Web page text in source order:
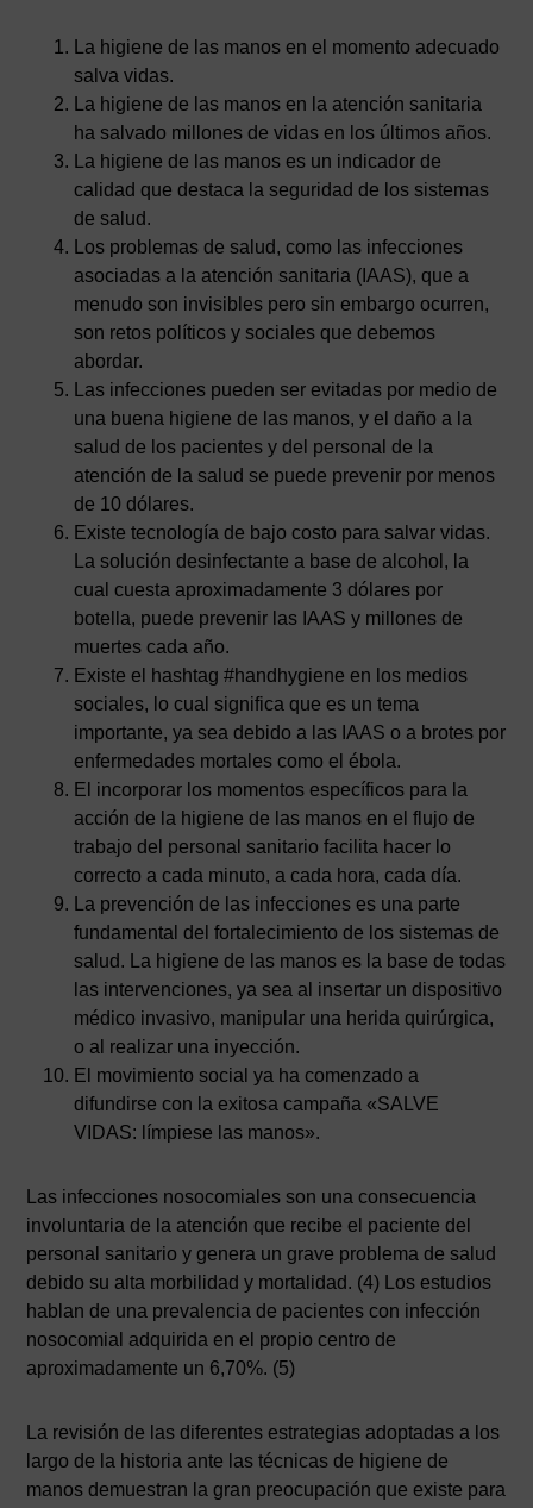
La higiene de las manos en el momento adecuado
salva vidas.
La higiene de las manos en la atención sanitaria
ha salvado millones de vidas en los últimos años.
La higiene de las manos es un indicador de
calidad que destaca la seguridad de los sistemas
de salud.
Los problemas de salud, como las infecciones
asociadas a la atención sanitaria (IAAS), que a
menudo son invisibles pero sin embargo ocurren,
son retos políticos y sociales que debemos
abordar.
Las infecciones pueden ser evitadas por medio de
una buena higiene de las manos, y el daño a la
salud de los pacientes y del personal de la
atención de la salud se puede prevenir por menos
de 10 dólares.
Existe tecnología de bajo costo para salvar vidas.
La solución desinfectante a base de alcohol, la
cual cuesta aproximadamente 3 dólares por
botella, puede prevenir las IAAS y millones de
muertes cada año.
Existe el hashtag #handhygiene en los medios
sociales, lo cual significa que es un tema
importante, ya sea debido a las IAAS o a brotes por
enfermedades mortales como el ébola.
El incorporar los momentos específicos para la
acción de la higiene de las manos en el flujo de
trabajo del personal sanitario facilita hacer lo
correcto a cada minuto, a cada hora, cada día.
La prevención de las infecciones es una parte
fundamental del fortalecimiento de los sistemas de
salud. La higiene de las manos es la base de todas
las intervenciones, ya sea al insertar un dispositivo
médico invasivo, manipular una herida quirúrgica,
o al realizar una inyección.
El movimiento social ya ha comenzado a
difundirse con la exitosa campaña «SALVE
VIDAS: límpiese las manos».
Las infecciones nosocomiales son una consecuencia
involuntaria de la atención que recibe el paciente del
personal sanitario y genera un grave problema de salud
debido su alta morbilidad y mortalidad. (4) Los estudios
hablan de una prevalencia de pacientes con infección
nosocomial adquirida en el propio centro de
aproximadamente un 6,70%. (5)
La revisión de las diferentes estrategias adoptadas a los
largo de la historia ante las técnicas de higiene de
manos demuestran la gran preocupación que existe para